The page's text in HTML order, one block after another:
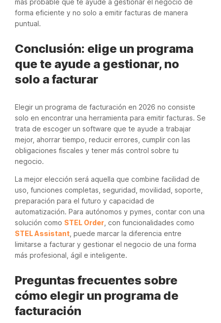
más probable que te ayude a gestionar el negocio de
forma eficiente y no solo a emitir facturas de manera
puntual.
Conclusión: elige un programa
que te ayude a gestionar, no
solo a facturar
Elegir un programa de facturación en 2026 no consiste
solo en encontrar una herramienta para emitir facturas. Se
trata de escoger un software que te ayude a trabajar
mejor, ahorrar tiempo, reducir errores, cumplir con las
obligaciones fiscales y tener más control sobre tu
negocio.
La mejor elección será aquella que combine facilidad de
uso, funciones completas, seguridad, movilidad, soporte,
preparación para el futuro y capacidad de
automatización. Para autónomos y pymes, contar con una
solución como STEL Order , con funcionalidades como
STEL Assistant , puede marcar la diferencia entre
limitarse a facturar y gestionar el negocio de una forma
más profesional, ágil e inteligente.
Preguntas frecuentes sobre
cómo elegir un programa de
facturación